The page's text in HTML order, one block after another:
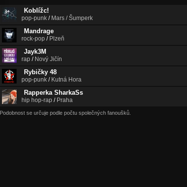
Koblížc!
pop-punk / Mars / Šumperk
Mandrage
rock-pop / Plzeň
Jayk3M
rap / Nový Jičín
Rybičky 48
pop-punk / Kutná Hora
Rapperka SharkaSs
hip hop-rap / Praha
Podobnost se určuje podle počtu společných fanoušků.